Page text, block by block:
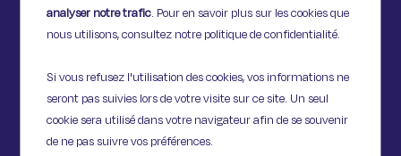
analyser notre trafic. Pour en savoir plus sur les cookies que
nous utilisons, consultez notre politique de confidentialité.
Si vous refusez l'utilisation des cookies, vos informations ne
seront pas suivies lors de votre visite sur ce site. Un seul
cookie sera utilisé dans votre navigateur afin de se souvenir
de ne pas suivre vos préférences.